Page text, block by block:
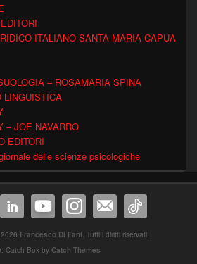
ITALIANO SANTA MARIA CAPUA
– ROSAMARIA SPINA
LINGUISTICA
– JOE NAVARRO
EDITORI
delle scienze psicologiche
Francesco Di Fant. Tutti i diritti riservati.
Catch Box by Catch Themes